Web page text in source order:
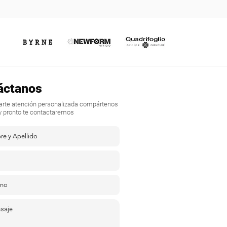
atención personalizada compártenos
pronto te contactaremos